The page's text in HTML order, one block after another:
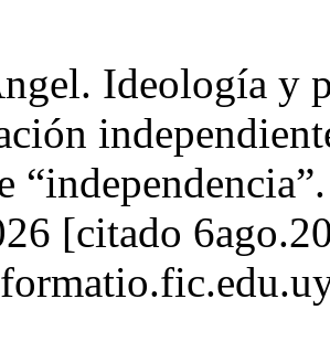
Ideología y
[citado